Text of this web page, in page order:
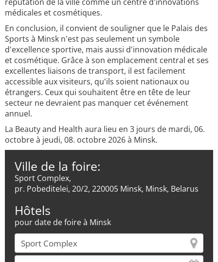
médicales et cosmétiques.
En conclusion, il convient de souligner que le Palais des
Sports à Minsk n'est pas seulement un symbole
d'excellence sportive, mais aussi d'innovation médicale
et cosmétique. Grâce à son emplacement central et ses
excellentes liaisons de transport, il est facilement
accessible aux visiteurs, qu'ils soient nationaux ou
étrangers. Ceux qui souhaitent être en tête de leur
secteur ne devraient pas manquer cet événement
annuel.
La Beauty and Health aura lieu en 3 jours de mardi, 06.
octobre à jeudi, 08. octobre 2026 à Minsk.
Ville de la foire:
Sport Complex,
pr. Pobeditelei, 20/2, 220005 Minsk, Minsk, Belarus
Hôtels
pour date de foire à Minsk